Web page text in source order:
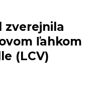
zverejnila
ľahkom
(LCV)